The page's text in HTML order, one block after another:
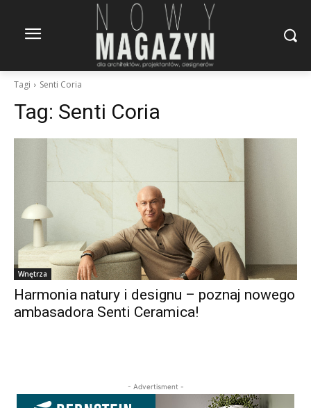
Tagi Senti Coria
Tag: Senti Coria
Wnętrza
Harmonia natury i designu – poznaj nowego
ambasadora Senti Ceramica!
- Advertisment -